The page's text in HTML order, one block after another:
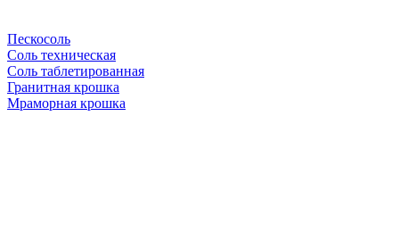
Пескосоль
Соль техническая
Соль таблетированная
Гранитная крошка
Мраморная крошка